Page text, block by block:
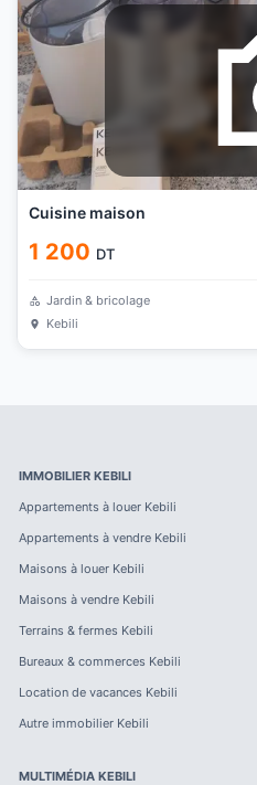
Cuisine maison
1 200 DT
Jardin & bricolage
Kebili
IMMOBILIER KEBILI
Appartements à louer Kebili
Appartements à vendre Kebili
Maisons à louer Kebili
Maisons à vendre Kebili
Terrains & fermes Kebili
Bureaux & commerces Kebili
Location de vacances Kebili
Autre immobilier Kebili
MULTIMÉDIA KEBILI